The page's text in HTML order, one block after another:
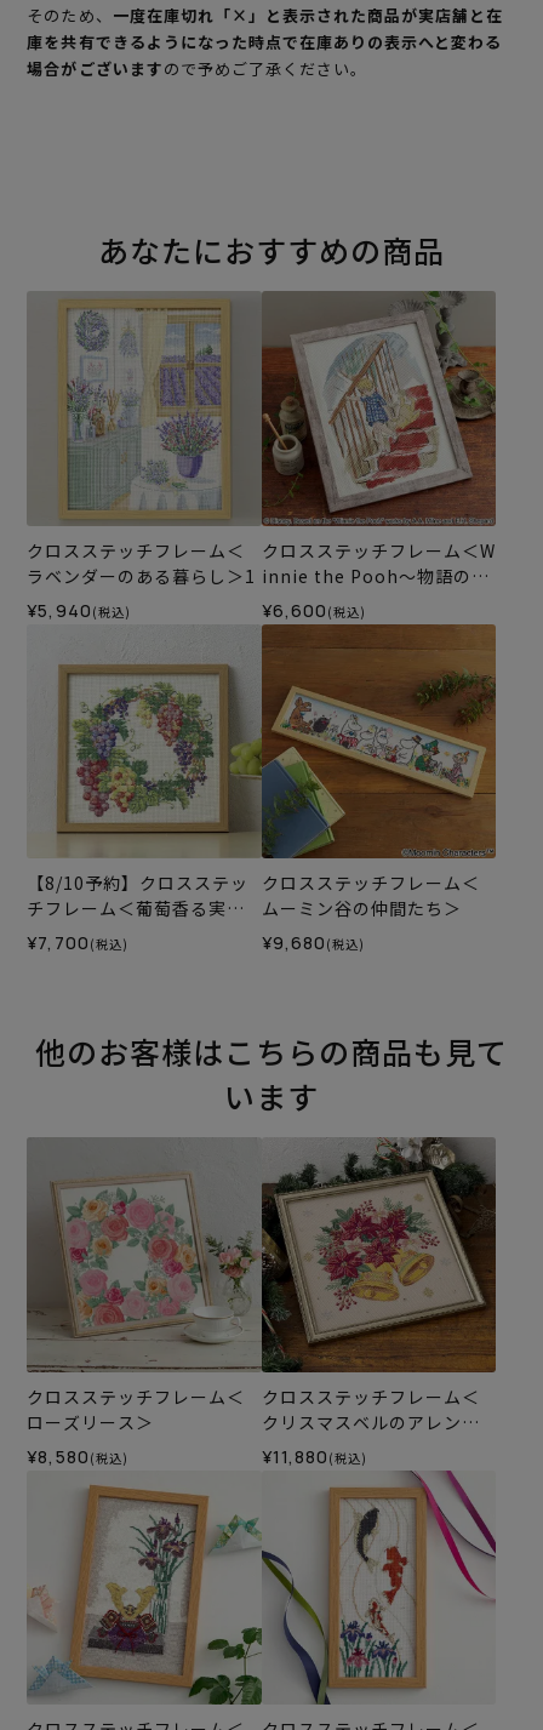
そのため、 一度在庫切れ「×」と表示された商品が実店舗と在
庫を共有できるようになった時点で在庫ありの表示へと変わる
場合がございますので予めご了承ください。
あなたにおすすめの商品
クロスステッチフレーム＜
ラベンダーのある暮らし＞1
¥5,940 (税込)
クロスステッチフレーム＜W
innie the Pooh～物語のは
じまり～＞
¥6,600 (税込)
【8/10予約】クロスステッ
チフレーム＜葡萄香る実り
のリース＞
¥7,700 (税込)
クロスステッチフレーム＜
ムーミン谷の仲間たち＞
¥9,680 (税込)
他のお客様はこちらの商品も見て
います
クロスステッチフレーム＜
ローズリース＞
¥8,580 (税込)
クロスステッチフレーム＜
クリスマスベルのアレンジ
＞
¥11,880 (税込)